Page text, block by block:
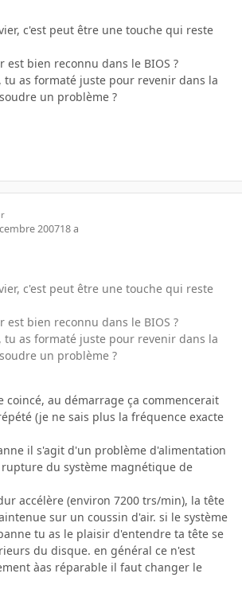
c'est peut être une touche qui reste
est bien reconnu dans le BIOS ?
tu as formaté juste pour revenir dans la
un problème ?
200718 a
c'est peut être une touche qui reste
est bien reconnu dans le BIOS ?
tu as formaté juste pour revenir dans la
un problème ?
coincé, au démarrage ça commencerait
(je ne sais plus la fréquence exacte
il s'agit d'un problème d'alimentation
du système magnétique de
accélère (environ 7200 trs/min), la tête
sur un coussin d'air. si le système
tu as le plaisir d'entendre ta tête se
du disque. en général ce n'est
àas réparable il faut changer le